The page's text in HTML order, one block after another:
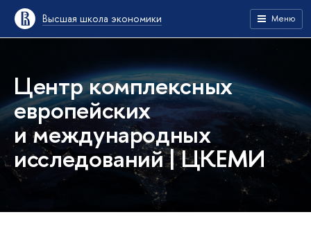
Высшая школа экономики Меню
Центр комплексных
европейских
и международных
исследований | ЦКЕМИ